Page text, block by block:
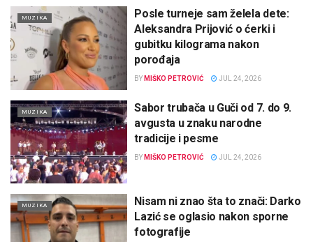
MUZIKA
Posle turneje sam želela dete:
Aleksandra Prijović o ćerki i
gubitku kilograma nakon
porođaja
BY MIŠKO PETROVIĆ JUL 24, 2026
MUZIKA
Sabor trubača u Guči od 7. do 9.
avgusta u znaku narodne
tradicije i pesme
BY MIŠKO PETROVIĆ JUL 24, 2026
MUZIKA
Nisam ni znao šta to znači: Darko
Lazić se oglasio nakon sporne
fotografije